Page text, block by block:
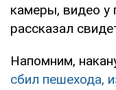
камеры, видео у
рассказал
Напомним,
сбил пешехода,